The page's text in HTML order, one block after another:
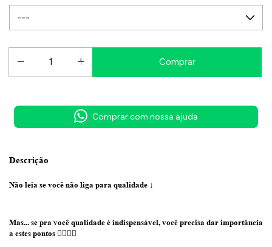
Comprar com nossa ajuda
Descrição
Não leia se você não liga para qualidade ↓
Mas... se pra você qualidade é indispensável, você precisa dar importância
a estes pontos 👇🏼👇🏼